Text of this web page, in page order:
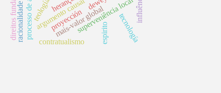
argumento causal
proyección
mais-valor global
superveniência local
tecnología
teología
espirito
influência
contratualismo